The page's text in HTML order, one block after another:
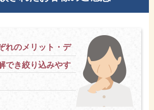
れのメリット・デ
でき絞り込みやす